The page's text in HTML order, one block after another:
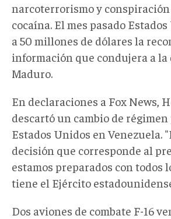
narcoterrorismo y
cocaína. El mes pasado
a 50 millones de dólares la
información que condujera a la
Maduro.
En declaraciones a Fox News,
descartó un cambio de
Estados Unidos en Venezuela.
decisión que corresponde al
estamos preparados con todos
tiene el Ejército
Dos aviones de combate F-16